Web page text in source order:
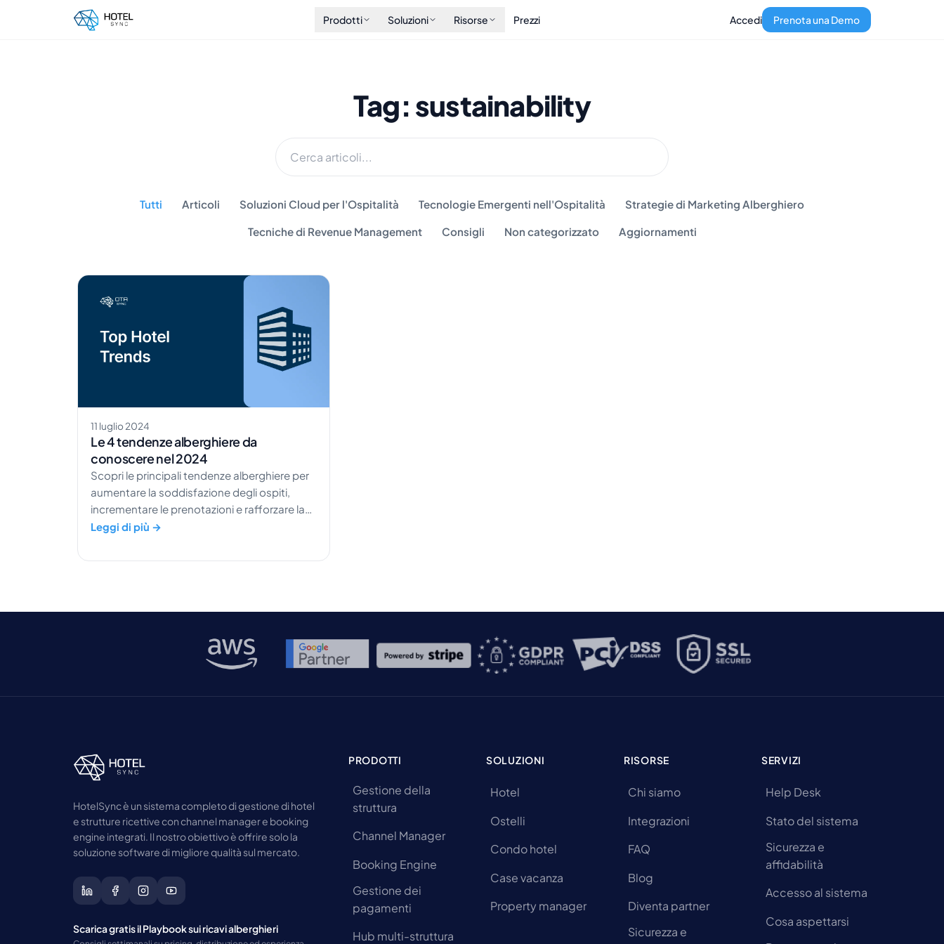
Prodotti Soluzioni Risorse Prezzi Accedi Prenota una Demo
Tag: sustainability
Tutti Articoli Soluzioni Cloud per l'Ospitalità Tecnologie Emergenti nell'Ospitalità Strategie di Marketing Alberghiero
Tecniche di Revenue Management Consigli Non categorizzato Aggiornamenti
11 luglio 2024
Le 4 tendenze alberghiere da
conoscere nel 2024
Scopri le principali tendenze alberghiere per
aumentare la soddisfazione degli ospiti,
incrementare le prenotazioni e rafforzare la
reputazione del tuo hotel nel lungo periodo.
Leggi di più →
HotelSync è un sistema completo di gestione di hotel
e strutture ricettive con channel manager e booking
engine integrati. Il nostro obiettivo è offrire solo la
soluzione software di migliore qualità sul mercato.
Scarica gratis il Playbook sui ricavi alberghieri
PRODOTTI
Gestione della
struttura
Channel Manager
Booking Engine
Gestione dei
pagamenti
Hub multi-struttura
SOLUZIONI
Hotel
Ostelli
Condo hotel
Case vacanza
Property manager
RISORSE
Chi siamo
Integrazioni
FAQ
Blog
Diventa partner
Sicurezza e
SERVIZI
Help Desk
Stato del sistema
Sicurezza e
affidabilità
Accesso al sistema
Cosa aspettarsi